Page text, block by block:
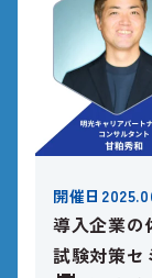
開催日
導入企業の
試験対策セ